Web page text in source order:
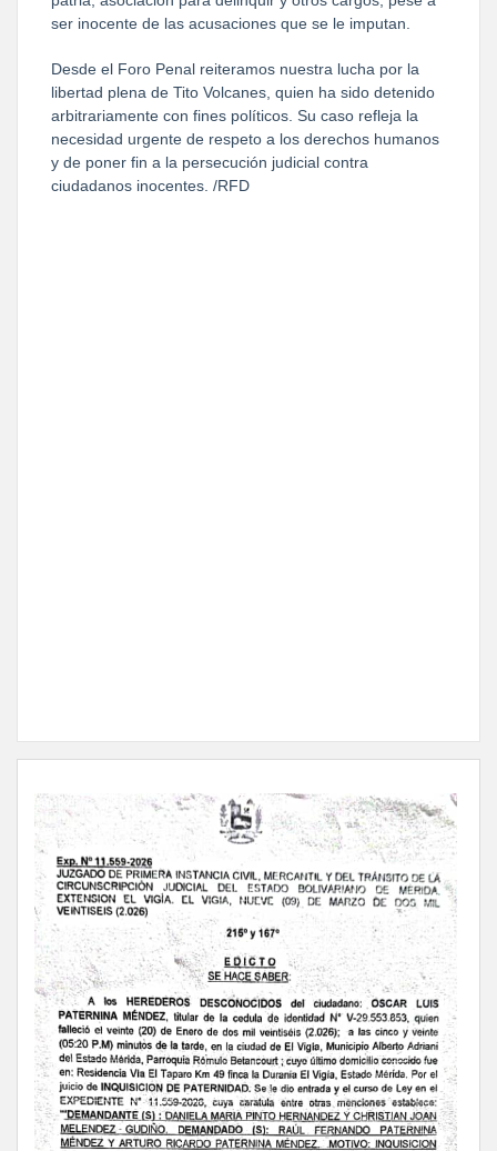
ser inocente de las acusaciones que se le imputan.
Desde el Foro Penal reiteramos nuestra lucha por la
libertad plena de Tito Volcanes, quien ha sido detenido
arbitrariamente con fines políticos. Su caso refleja la
necesidad urgente de respeto a los derechos humanos
y de poner fin a la persecución judicial contra
ciudadanos inocentes. /RFD